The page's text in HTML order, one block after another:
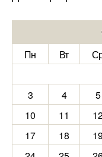
Пн
Вт
3
4 5
10
11
17
18